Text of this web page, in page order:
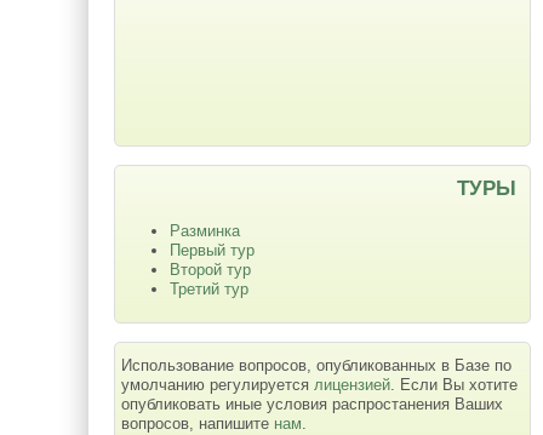
ТУРЫ
Разминка
Первый тур
Второй тур
Третий тур
Использование вопросов, опубликованных в Базе по
умолчанию регулируется лицензией. Если Вы хотите
опубликовать иные условия распростанения Ваших
вопросов, напишите нам.